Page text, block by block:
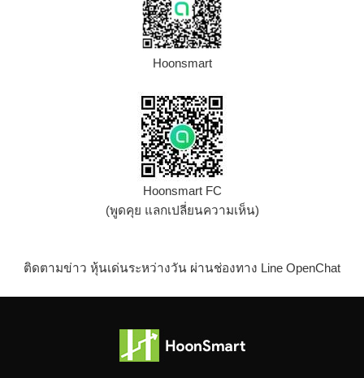
Hoonsmart
Hoonsmart FC
(พูดคุย แลกเปลี่ยนความเห็น)
ติดตามข่าว หุ้นเด่นระหว่างวัน ผ่านช่องทาง Line OpenChat